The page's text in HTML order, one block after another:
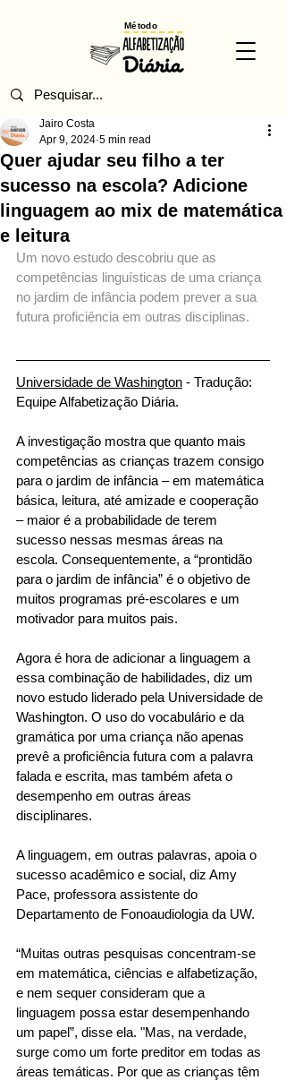
Método
Quer ajudar seu filho a ter
sucesso na escola? Adicione
linguagem ao mix de matemática
e leitura
Jairo Costa
Apr 9, 2024 5 min read
Um novo estudo descobriu que as
competências linguísticas de uma criança
no jardim de infância podem prever a sua
futura proficiência em outras disciplinas.
Universidade de Washington - Tradução:
Equipe Alfabetização Diária.
A investigação mostra que quanto mais
competências as crianças trazem consigo
para o jardim de infância – em matemática
básica, leitura, até amizade e cooperação
– maior é a probabilidade de terem
sucesso nessas mesmas áreas na
escola. Consequentemente, a “prontidão
para o jardim de infância” é o objetivo de
muitos programas pré-escolares e um
motivador para muitos pais.
Agora é hora de adicionar a linguagem a
essa combinação de habilidades, diz um
novo estudo liderado pela Universidade de
Washington. O uso do vocabulário e da
gramática por uma criança não apenas
prevê a proficiência futura com a palavra
falada e escrita, mas também afeta o
desempenho em outras áreas
disciplinares.
A linguagem, em outras palavras, apoia o
sucesso acadêmico e social, diz Amy
Pace, professora assistente do
Departamento de Fonoaudiologia da UW.
“Muitas outras pesquisas concentram-se
em matemática, ciências e alfabetização,
e nem sequer consideram que a
linguagem possa estar desempenhando
um papel”, disse ela. "Mas, na verdade,
surge como um forte preditor em todas as
áreas temáticas. Por que as crianças têm